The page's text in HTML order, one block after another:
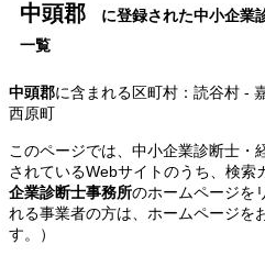
中頭郡 に登録された中小企業
一覧
中頭郡に含まれる区町村：読谷村 -
西原町
このページでは、中小企業診断士・
されているWebサイトのうち、検索
企業診断士事務所のホームページを
れる事業者の方は、ホームページを
す。）